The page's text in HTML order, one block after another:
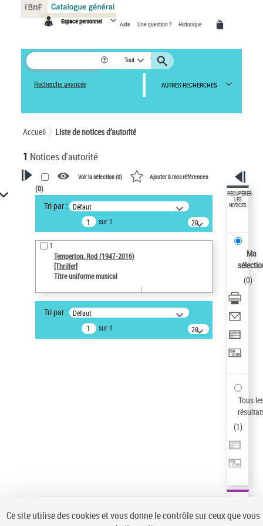
Espace personnel Aide Une question ? Historique
Tout
Recherche avancée AUTRES RECHERCHES
Accueil Liste de notices d’autorité
1 Notices d'autorité
VOTRE RECHERCHE
Recherche avancée dans les
notices d’autorité
Œuvres liées à l'auteur :
Temperton, Rod (1947-2016)
Type de notice d'autorité
Voir la sélection (0) Ajouter à mes références
(0)
Tri par : Défaut
sur 1
20
résultats/page
1
Temperton, Rod (1947-2016)
[Thriller]
Titre uniforme musical
Tri par : Défaut
sur 1
20
résultats/page
RÉCUPÉRER
LES
NOTICES
Ma
(0)
Tous
(1)
Panneau de gestion des cookies
Ce site utilise des cookies et vous donne le contrôle sur ceux que vous